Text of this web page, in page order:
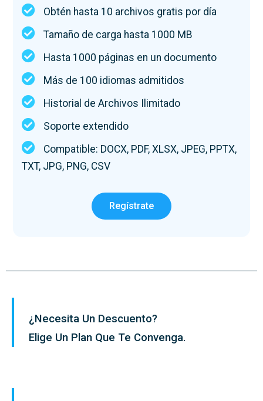
Obtén hasta 10 archivos gratis por día
Tamaño de carga hasta 1000 MB
Hasta 1000 páginas en un documento
Más de 100 idiomas admitidos
Historial de Archivos Ilimitado
Soporte extendido
Compatible: DOCX, PDF, XLSX, JPEG, PPTX,
TXT, JPG, PNG, CSV
Regístrate
¿Necesita Un Descuento?
Elige Un Plan Que Te Convenga.